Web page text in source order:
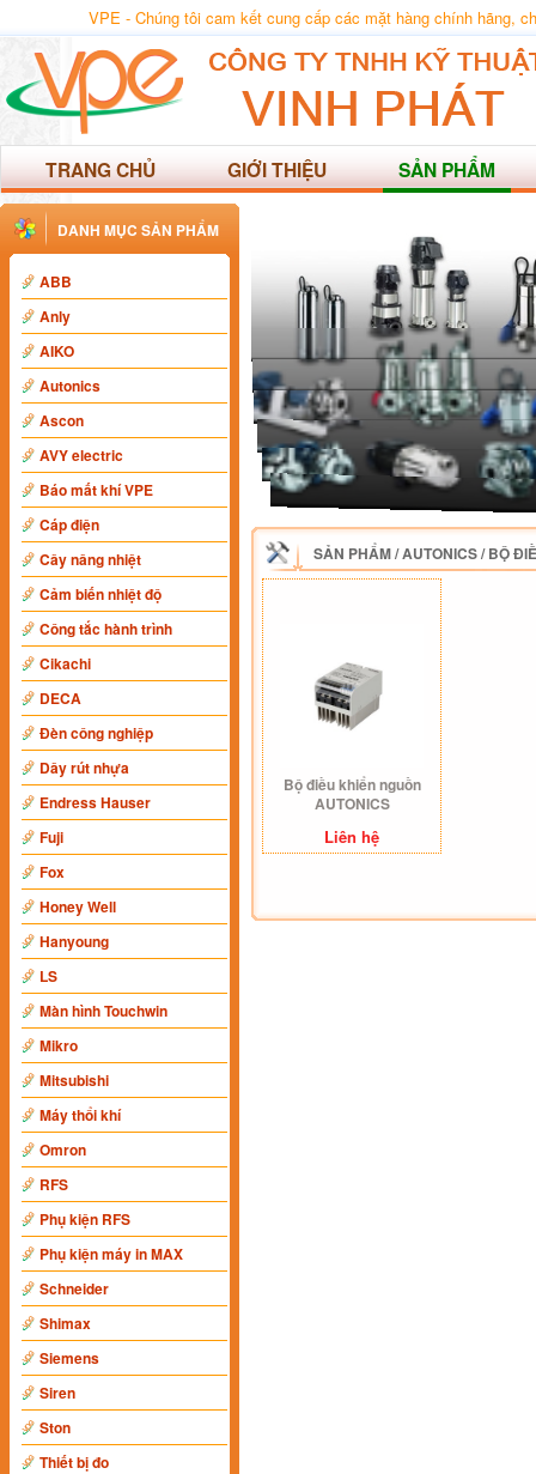
VPE - Chúng tôi cam kết cung cấp các mặt hàng chính hãng,
TRANG CHỦ GIỚI THIỆU SẢN PHẨM
DANH MỤC SẢN PHẨM
ABB
Anly
AIKO
Autonics
Ascon
AVY electric
Báo mất khí VPE
Cáp điện
Cây nâng nhiệt
Cảm biến nhiệt độ
Công tắc hành trình
Cikachi
DECA
Đèn công nghiệp
Dây rút nhựa
Endress Hauser
Fuji
Fox
Honey Well
Hanyoung
LS
Màn hình Touchwin
Mikro
Mitsubishi
Máy thổi khí
Omron
RFS
Phụ kiện RFS
Phụ kiện máy in MAX
Schneider
Shimax
Siemens
Siren
Ston
Thiết bị đo
SẢN PHẨM/AUTONICS/BỘ
Bộ điều khiển nguồn
AUTONICS
Liên hệ